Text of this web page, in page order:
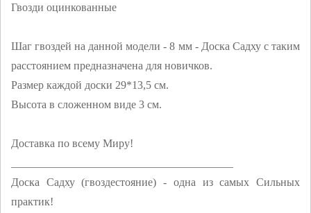
Гвозди оцинкованные
Шаг гвоздей на данной модели - 8 мм - Доска Садху с таким
расстоянием предназначена для новичков.
Размер каждой доски 29*13,5 см.
Высота в сложенном виде 3 см.
Доставка по всему Миру!
Доска Садху (гвоздестояние) - одна из самых Сильных
практик!